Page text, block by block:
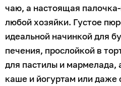
чаю, а настоящая
любой хозяйки. Густое
идеальной начинкой для
печения, прослойкой в
для пастилы и мармелада,
каше и йогуртам или даже